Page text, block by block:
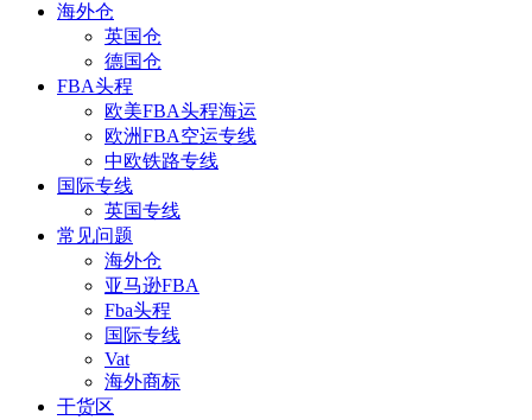
海外仓
英国仓
德国仓
FBA头程
欧美FBA头程海运
欧洲FBA空运专线
中欧铁路专线
国际专线
英国专线
常见问题
海外仓
亚马逊FBA
Fba头程
国际专线
Vat
海外商标
干货区